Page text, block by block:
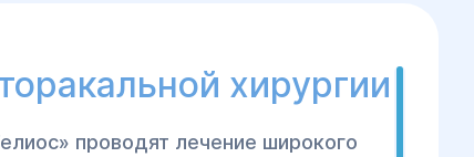
хирургии
проводят лечение широкого